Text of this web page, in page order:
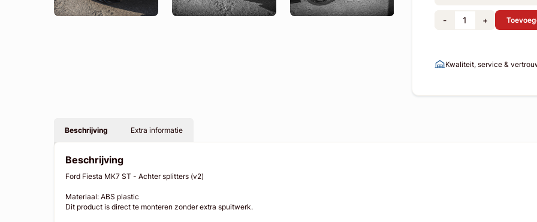
- +
Kwaliteit, service &
Beschrijving Extra informatie
Beschrijving
Ford Fiesta MK7 ST - Achter splitters (v2)
Materiaal: ABS plastic
Dit product is direct te monteren zonder extra spuitwerk.